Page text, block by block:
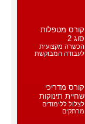
קורס מטפלות
סוג 2
הכשרה מקצועית
לעבודה המבוקשת
קורס מדריכי
שחיית תינוקות
לצלול ללימודים
מרתקים